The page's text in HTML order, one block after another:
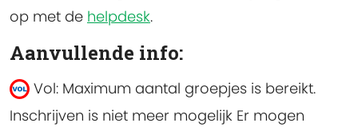
op met de helpdesk.
Aanvullende info:
Vol: Maximum aantal groepjes is bereikt.
Inschrijven is niet meer mogelijk Er mogen